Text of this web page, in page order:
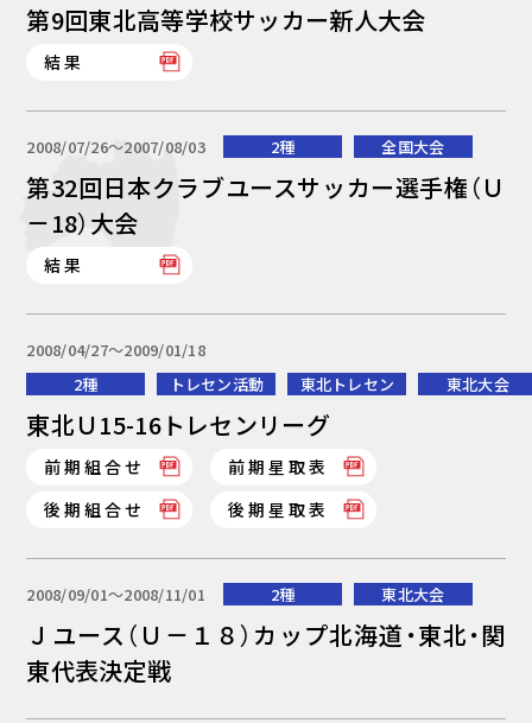
第9回東北高等学校サッカー新人大会
結果
2008/07/26〜2007/08/03 2種 全国大会
第32回日本クラブユースサッカー選手権（Ｕ
－18）大会
結果
2008/04/27〜2009/01/18
2種
トレセン活動 東北トレセン 東北大会
東北Ｕ15-16トレセンリーグ
前期組合せ
前期星取表
後期組合せ
後期星取表
2008/09/01〜2008/11/01 2種 東北大会
Ｊユース（Ｕ－１８）カップ北海道・東北・関
東代表決定戦